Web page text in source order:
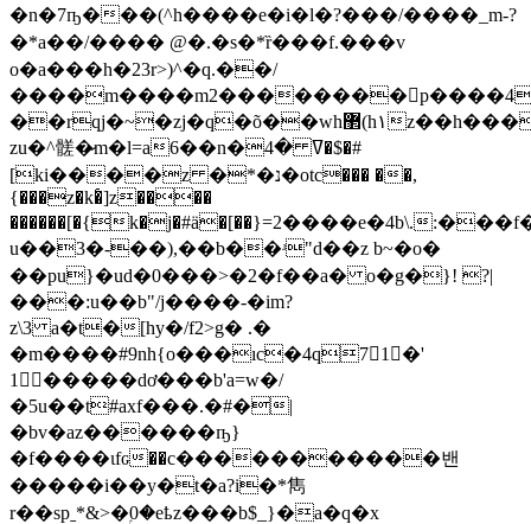
�n�7ҧ���(^h����e�i�l�?���/����_m-?
�*a��/���� @�.�s�*ȑ���f.���v
o�a���h�23r>)^�q.��/
��rqj�~�zj�q�õ��wh޲(h١z��h�
zu�^髊�̷m�l=a6��n�ߜ �4�$�#
[ki����z �*�נ�otc��� ��,
{���z�k�҅]z����
������[�{k�j�#ӓ�[��}=2����e�4b\.
u��3�-��),��b��ʴ"d��z b~�o�
��pu}�ud�0���>�2�f��a� o�g�}! ?|
���:u��b"/j����-�im?
z\3 a�t�[hy�/f2>g� .�
�m����#9nh{o���ıc�4q7𻆬1�'
1�����dơ���b'a=w�/
�5u��t#axf���.�#�|
�bv�az������ҧ}
�f����ɩfԍ��c�����������밴
�����i��y�t�a?i�*雋
r��spˍ*&>�ۭ0�eҍz���b$_}�a�q�x